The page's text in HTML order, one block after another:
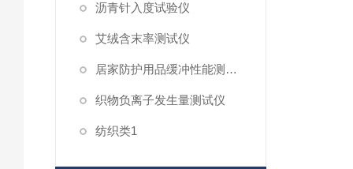
沥青针入度试验仪
艾绒含末率测试仪
居家防护用品缓冲性能测试仪
织物负离子发生量测试仪
纺织类1